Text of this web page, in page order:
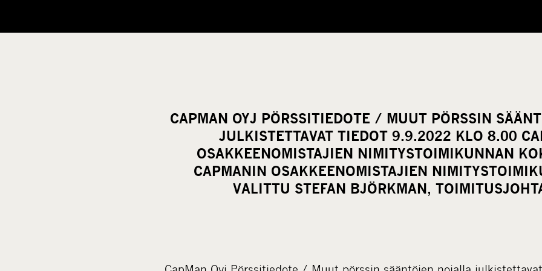
CAPMAN OYJ PÖRSSITIEDOTE / MUUT PÖRSSIN
JULKISTETTAVAT TIEDOT 9.9.2022 KLO 8.00
OSAKKEENOMISTAJIEN NIMITYSTOIMIKUNNAN
CAPMANIN OSAKKEENOMISTAJIEN
VALITTU STEFAN BJÖRKMAN,